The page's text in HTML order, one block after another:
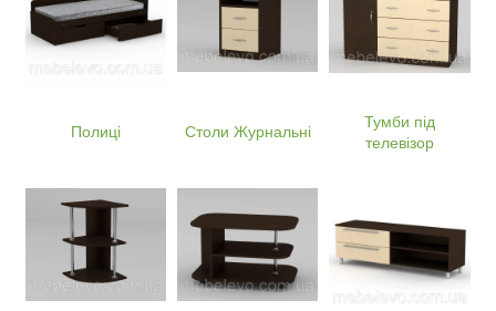
Полиці Столи Журнальні
Тумби під
телевізор